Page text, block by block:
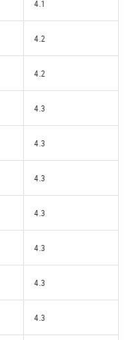
4.1
4.2
4.2
4.3
4.3
4.3
4.3
4.3
4.3
4.3